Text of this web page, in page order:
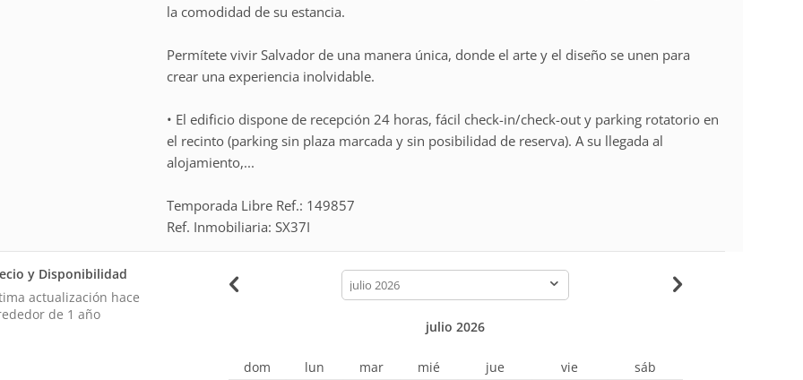
la comodidad de su estancia.
Permítete vivir Salvador de una manera única, donde el arte y el diseño se unen para
crear una experiencia inolvidable.
• El edificio dispone de recepción 24 horas, fácil check-in/check-out y parking rotatorio en
el recinto (parking sin plaza marcada y sin posibilidad de reserva). A su llegada al
alojamiento,...
Temporada Libre Ref.: 149857
Ref. Inmobiliaria: SX37I
y Disponibilidad
actualización hace
de 1 año
calendar-
month
julio 2026
dom lun mar mié jue vie sáb